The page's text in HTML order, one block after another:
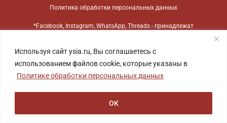
Используя сайт ysia.ru, Вы соглашаетесь с
использованием файлов cookie, которые указаны в
Политике обработки персональных данных
ОК
Политика обработки персональных данных
*Facebook, Instagram, WhatsApp, Threads - принадлежат